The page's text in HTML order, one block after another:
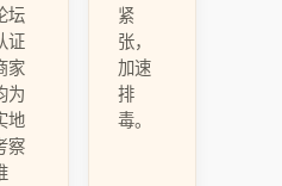
坛
证
家
为
地
察
紧
张，
加速
排
毒。